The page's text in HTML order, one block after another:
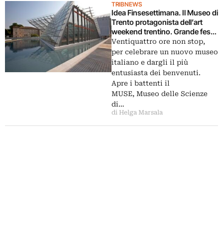
TRIBNEWS
Idea Finsesettimana. Il Museo di
Trento protagonista dell’art
weekend trentino. Grande festa
per la nuova creatura di Renzo
Piano, con 24 ore di musica,
arte, incontri. E poi una
collettiva da Boccanera. Il tema?
Arte e scienza, naturalmente
Ventiquattro ore non stop,
per celebrare un nuovo museo
italiano e dargli il più
entusiasta dei benvenuti.
Apre i battenti il
MUSE, Museo delle Scienze
di…
di Helga Marsala